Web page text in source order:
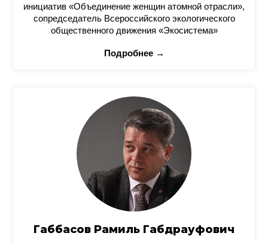
инициатив «Объединение женщин атомной отрасли»,
сопредседатель Всероссийского экологического
общественного движения «Экосистема»
Подробнее →
Габбасов Рамиль Габдрауфович